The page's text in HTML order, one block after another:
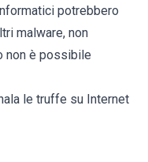
potrebbero
malware, non
non è possibile
le truffe su Internet